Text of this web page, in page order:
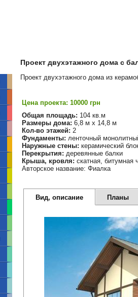
Проект двухэтажного дома с
Проект двухэтажного дома из
Цена проекта: 10000 грн
Общая площадь: 104 кв.м
Размеры дома: 6,8 м х 14,8 м
Кол-во этажей: 2
Фундаменты: ленточный
Наружные стены: керамический
Перекрытия: деревянные балки
Крыша, кровля: скатная, битумная
Авторское название: Фиалка
Вид, описание Планы